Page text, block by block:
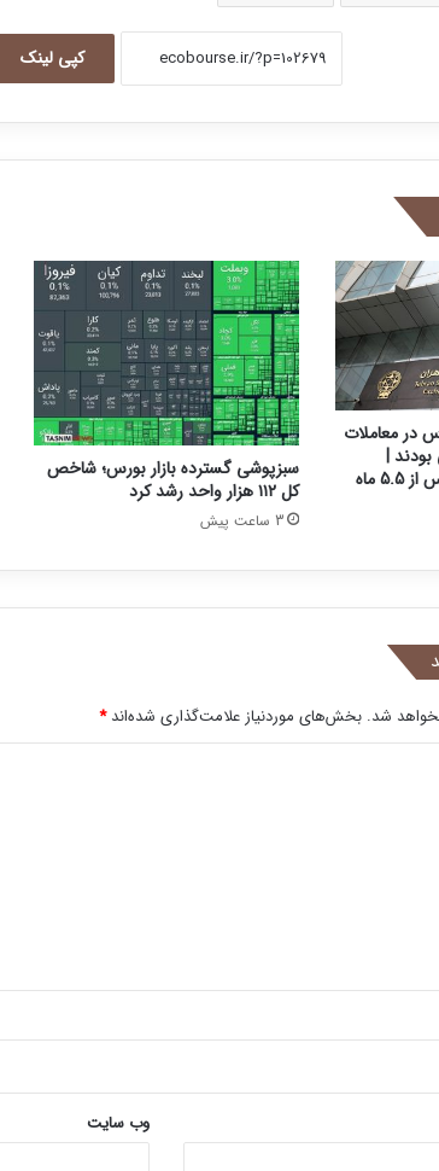
کپی لینک
در معاملات
منفی بودند |
ماه
سبزپوشی گسترده بازار بورس؛ شاخص
کل ۱۱۲ هزار واحد رشد کرد
3 ساعت پیش
شد. بخش‌های موردنیاز علامت‌گذاری شده‌اند*
وب‌ سایت